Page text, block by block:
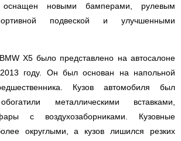
новыми бамперами, рулевым
подвеской и улучшенными
X5 было представлено на автосалоне
году. Он был основан на напольной
Кузов автомобиля был
металлическими вставками,
с воздухозаборниками. Кузовные
округлыми, а кузов лишился резких